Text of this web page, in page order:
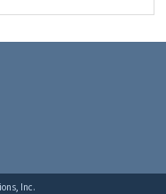
Inc.